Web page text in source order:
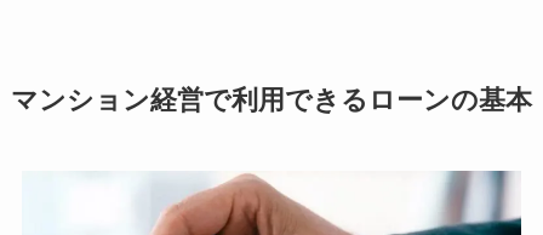
マンション経営で利用できるローンの基本